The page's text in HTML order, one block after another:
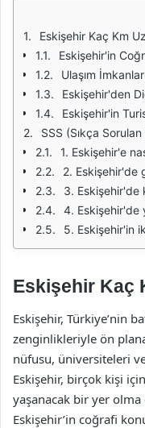
Eskişehir Kaç Km
Eskişehir'in
Ulaşım
Eskişehir'den
Eskişehir'in
SSS (Sıkça
1. Eskişehir'e
2. Eskişehir'de
3. Eskişehir'de
4. Eskişehir'de
5. Eskişehir'in
Eskişehir Kaç
Eskişehir, Türkiye’nin
zenginlikleriyle ön
nüfusu, üniversiteleri
Eskişehir, birçok kişi
yaşanacak bir yer olma
Eskişehir’in coğrafi